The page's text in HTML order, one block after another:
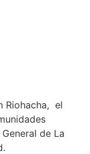
Riohacha, el
de La